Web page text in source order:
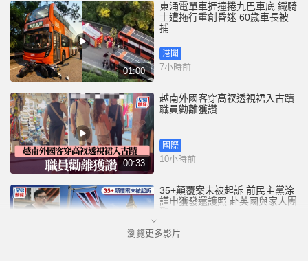
01:00
東涌電單車捱撞捲九巴車底 鐵騎
士遭拖行重創昏迷 60歲車長被
捕
港聞
7小時前
00:33
越南外國客穿高衩透視裙入古蹟
職員勸離獲讚
國際
10小時前
35+顛覆案未被起訴 前民主黨涂
謹申獲發還護照 赴英國與家人團
港聞
瀏覽更多影片